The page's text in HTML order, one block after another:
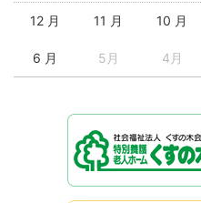
12 月 11 月 10 月
6 月 5月 4月